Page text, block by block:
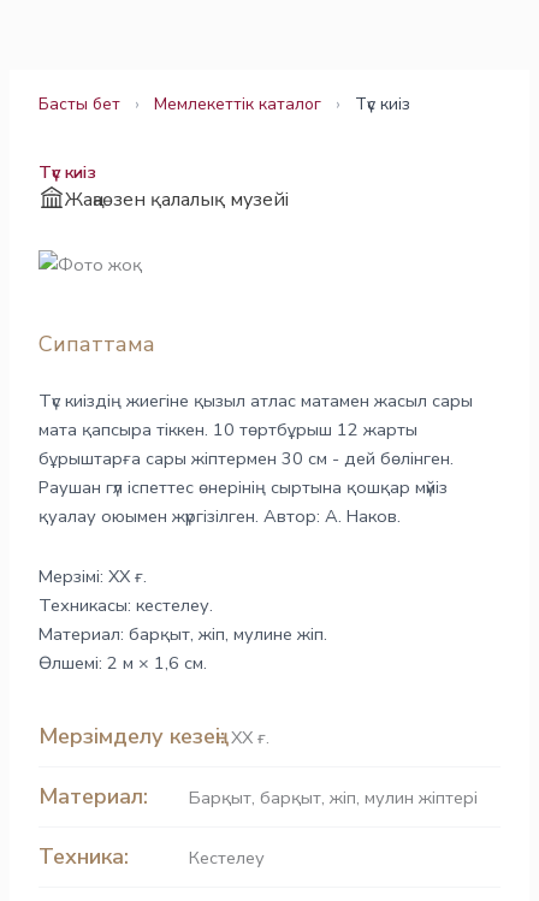
Басты бет › Мемлекеттік каталог › Түс киіз
Түс киіз
Жаңаөзен қалалық музейі
Сипаттама
Түс киіздің жиегіне қызыл атлас матамен жасыл сары
мата қапсыра тіккен. 10 төртбұрыш 12 жарты
бұрыштарға сары жіптермен 30 см - дей бөлінген.
Раушан гүл іспеттес өнерінің сыртына қошқар мүйіз
қуалау оюымен жүргізілген. Автор: А. Наков.
Мерзімі: ХХ ғ.
Техникасы: кестелеу.
Материал: барқыт, жіп, мулине жіп.
Өлшемі: 2 м × 1,6 см.
Мерзімделу кезеңі: ХХ ғ.
Материал: Барқыт, барқыт,жіп,мулин жіптері
Техника: Кестелеу